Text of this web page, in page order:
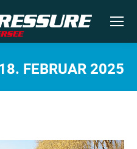
18. FEBRUAR 2025